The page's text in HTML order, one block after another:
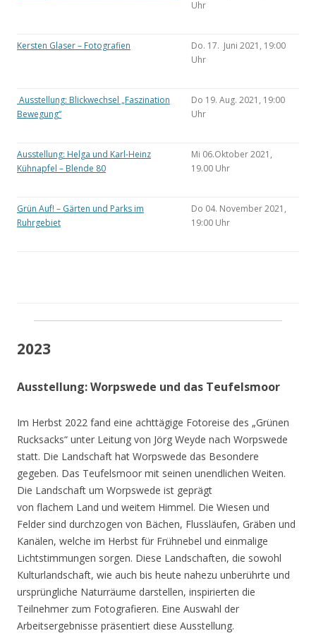
Uhr
Kersten Glaser – Fotografien
Do. 17. Juni 2021, 19:00
Uhr
Ausstellung: Blickwechsel „Faszination
Bewegung“
Do 19. Aug. 2021, 19:00
Uhr
Ausstellung: Helga und Karl-Heinz
Kühnapfel – Blende 80
Mi 06.Oktober 2021,
19.00 Uhr
Grün Auf! – Gärten und Parks im
Ruhrgebiet
Do 04. November 2021,
19:00 Uhr
2023
Ausstellung: Worpswede und das Teufelsmoor
Im Herbst 2022 fand eine achttägige Fotoreise des „Grünen
Rucksacks“ unter Leitung von Jörg Weyde nach Worpswede
statt. Die Landschaft hat Worpswede das Besondere
gegeben. Das Teufelsmoor mit seinen unendlichen Weiten.
Die Landschaft um Worpswede ist geprägt
von flachem Land und weitem Himmel. Die Wiesen und
Felder sind durchzogen von Bächen, Flussläufen, Gräben und
Kanälen, welche im Herbst für Frühnebel und einmalige
Lichtstimmungen sorgen. Diese Landschaften, die sowohl
Kulturlandschaft, wie auch bis heute nahezu unberührte und
ursprüngliche Naturräume darstellen, inspirierten die
Teilnehmer zum Fotografieren. Eine Auswahl der
Arbeitsergebnisse präsentiert diese Ausstellung.